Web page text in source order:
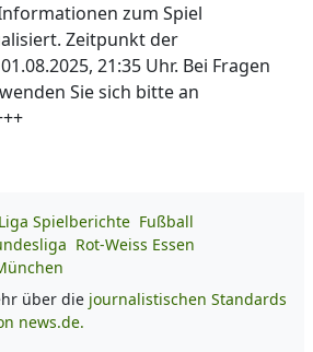
zum Spiel
Zeitpunkt der
21:35 Uhr. Bei Fragen
Sie sich bitte an
Spielberichte Fußball
Rot-Weiss Essen
über die journalistischen Standards
news.de.